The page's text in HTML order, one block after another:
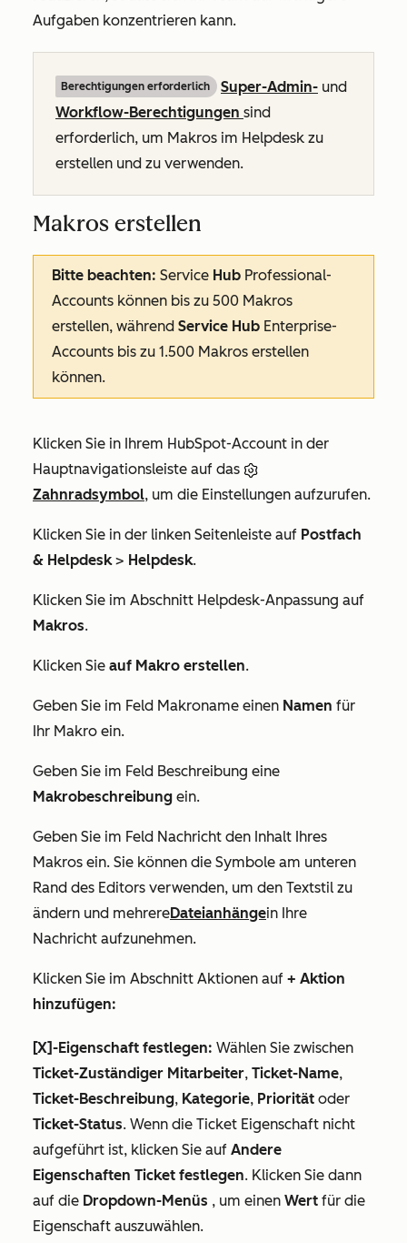
Aufgaben konzentrieren kann.
Berechtigungen erforderlich Super-Admin- und
Workflow-Berechtigungen sind
erforderlich, um Makros im Helpdesk zu
erstellen und zu verwenden.
Makros erstellen
Bitte beachten: Service Hub Professional-
Accounts können bis zu 500 Makros
erstellen, während Service Hub Enterprise-
Accounts bis zu 1.500 Makros erstellen
können.
Klicken Sie in Ihrem HubSpot-Account in der
Hauptnavigationsleiste auf das
Zahnradsymbol, um die Einstellungen aufzurufen.
Klicken Sie in der linken Seitenleiste auf Postfach
& Helpdesk> Helpdesk.
Klicken Sie im Abschnitt Helpdesk-Anpassung auf
Makros.
Klicken Sie auf Makro erstellen.
Geben Sie im Feld Makroname einen Namen für
Ihr Makro ein.
Geben Sie im Feld Beschreibung eine
Makrobeschreibung ein.
Geben Sie im Feld Nachricht den Inhalt Ihres
Makros ein. Sie können die Symbole am unteren
Rand des Editors verwenden, um den Textstil zu
ändern und mehrereDateianhängein Ihre
Nachricht aufzunehmen.
Klicken Sie im Abschnitt Aktionen auf + Aktion
hinzufügen:
[X]-Eigenschaft festlegen: Wählen Sie zwischen
Ticket-Zuständiger Mitarbeiter, Ticket-Name,
Ticket-Beschreibung, Kategorie, Priorität oder
Ticket-Status. Wenn die Ticket Eigenschaft nicht
aufgeführt ist, klicken Sie auf Andere
Eigenschaften Ticket festlegen. Klicken Sie dann
auf die Dropdown-Menüs , um einen Wert für die
Eigenschaft auszuwählen.